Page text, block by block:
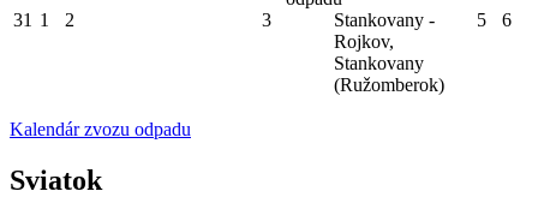
31 1 2 3
Stankovany -
Rojkov,
Stankovany
(Ružomberok)
5 6
Kalendár zvozu odpadu
Sviatok